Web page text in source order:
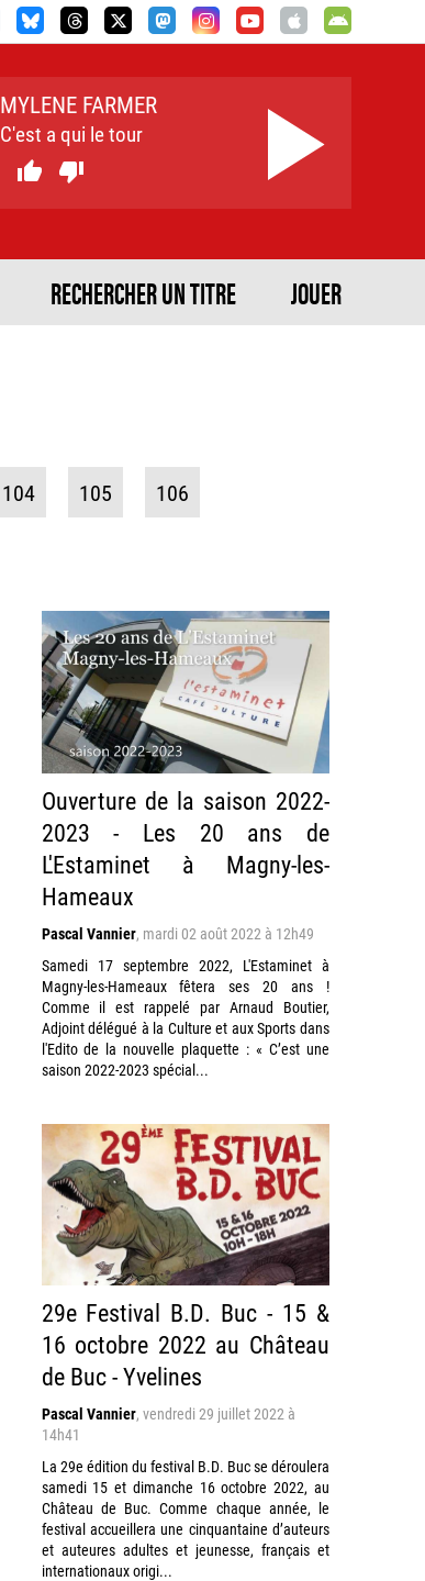
MYLENE FARMER
C'est a qui le tour
 
RECHERCHER UN TITRE JOUER
104 105 106
Ouverture de la saison 2022-
2023 - Les 20 ans de
L'Estaminet à Magny-les-
Hameaux
Pascal Vannier, mardi 02 août 2022 à 12h49
Samedi 17 septembre 2022, L'Estaminet à
Magny-les-Hameaux fêtera ses 20 ans !
Comme il est rappelé par Arnaud Boutier,
Adjoint délégué à la Culture et aux Sports dans
l'Edito de la nouvelle plaquette : « C’est une
saison 2022-2023 spécial...
29e Festival B.D. Buc - 15 &
16 octobre 2022 au Château
de Buc - Yvelines
Pascal Vannier, vendredi 29 juillet 2022 à
14h41
La 29e édition du festival B.D. Buc se déroulera
samedi 15 et dimanche 16 octobre 2022, au
Château de Buc. Comme chaque année, le
festival accueillera une cinquantaine d’auteurs
et auteures adultes et jeunesse, français et
internationaux origi...